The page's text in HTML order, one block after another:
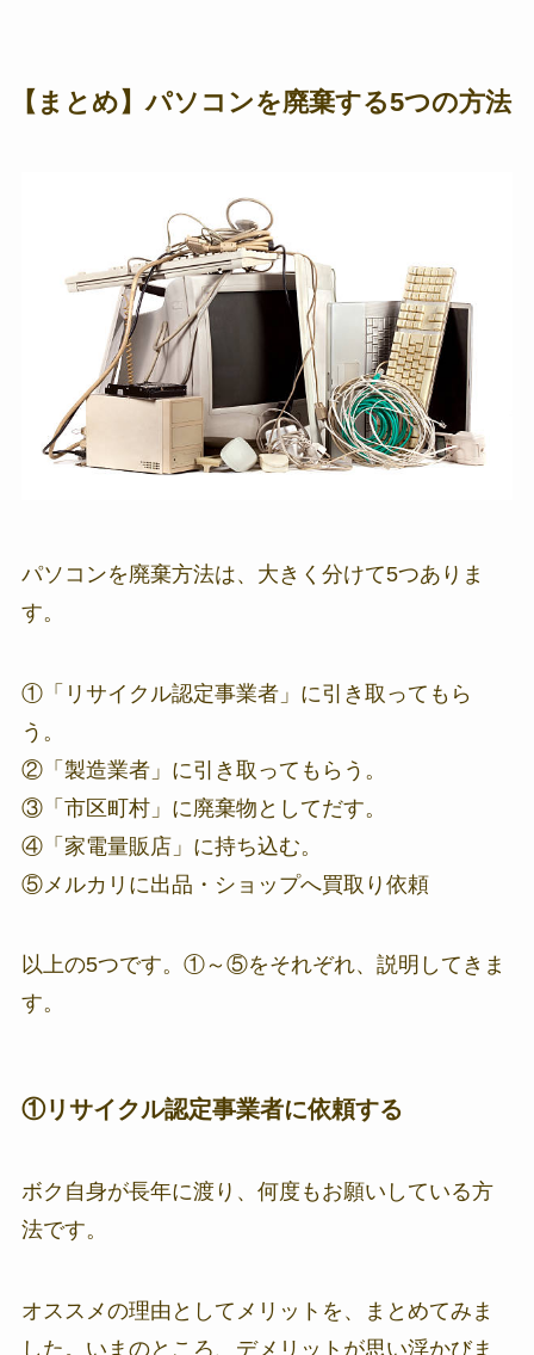
【まとめ】パソコンを廃棄する5つの方法
パソコンを廃棄方法は、大きく分けて5つありま
す。
①「リサイクル認定事業者」に引き取ってもら
う。
②「製造業者」に引き取ってもらう。
③「市区町村」に廃棄物としてだす。
④「家電量販店」に持ち込む。
⑤メルカリに出品・ショップへ買取り依頼
以上の5つです。①～⑤をそれぞれ、説明してきま
す。
①リサイクル認定事業者に依頼する
ボク自身が長年に渡り、何度もお願いしている方
法です。
オススメの理由としてメリットを、まとめてみま
した。いまのところ、デメリットが思い浮かびま